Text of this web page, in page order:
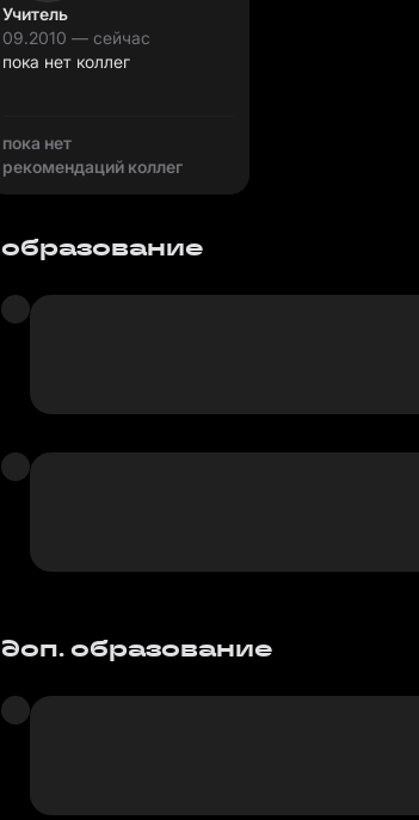
Учитель
09.2010 — сейчас
пока нет коллег
пока нет
рекомендаций коллег
образование
доп. образование